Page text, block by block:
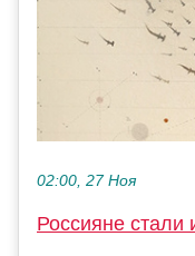
02:00, 27 Ноя
Россияне стали